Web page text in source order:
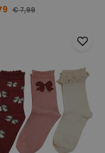
€ 7,99